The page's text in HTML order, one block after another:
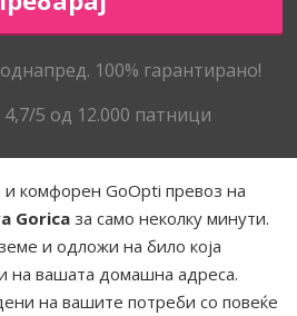
100% гарантирано!
5 од 12.000 патници
и комфорен GoOpti превоз на
Goricaза само неколку минути.
и одложи на било која
на вашата домашна адреса.
на вашите потреби со повеќе